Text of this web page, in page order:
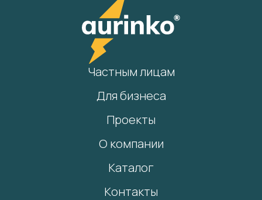
Частным лицам
Для бизнеса
Проекты
О компании
Каталог
Контакты